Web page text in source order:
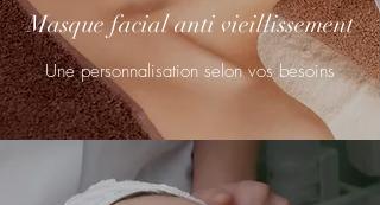
Masque facial anti vieillissement
Une personnalisation selon vos besoins